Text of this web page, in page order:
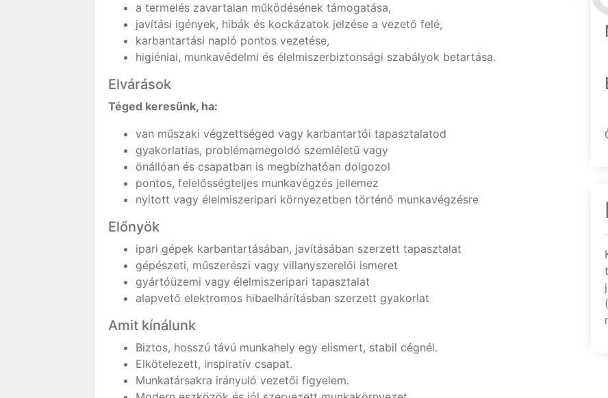
a termelés zavartalan működésének támogatása,
javítási igények, hibák és kockázatok jelzése a vezető felé,
karbantartási napló pontos vezetése,
higiéniai, munkavédelmi és élelmiszerbiztonsági szabályok betartása.
Elvárások
Téged keresünk, ha:
van műszaki végzettséged vagy karbantartói tapasztalatod
gyakorlatias, problémamegoldó szemléletű vagy
önállóan és csapatban is megbízhatóan dolgozol
pontos, felelősségteljes munkavégzés jellemez
nyitott vagy élelmiszeripari környezetben történő munkavégzésre
Előnyök
ipari gépek karbantartásában, javításában szerzett tapasztalat
gépészeti, műszerészi vagy villanyszerelői ismeret
gyártóüzemi vagy élelmiszeripari tapasztalat
alapvető elektromos hibaelhárításban szerzett gyakorlat
Amit kínálunk
Biztos, hosszú távú munkahely egy elismert, stabil cégnél.
Elkötelezett, inspiratív csapat.
Munkatársakra irányuló vezetői figyelem.